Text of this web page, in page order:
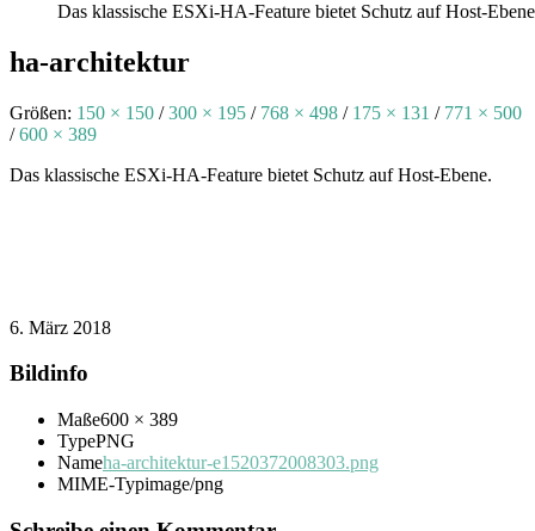
Das klassische ESXi-HA-Feature bietet Schutz auf Host-
ha-architektur
Größen: 150 × 150 / 300 × 195 / 768 × 498 / 175 × 131 / 771 × 500
/ 600 × 389
Das klassische ESXi-HA-Feature bietet Schutz auf Host-Ebene.
6. März 2018
Bildinfo
Maße600 × 389
TypePNG
Nameha-architektur-e1520372008303.png
MIME-Typimage/png